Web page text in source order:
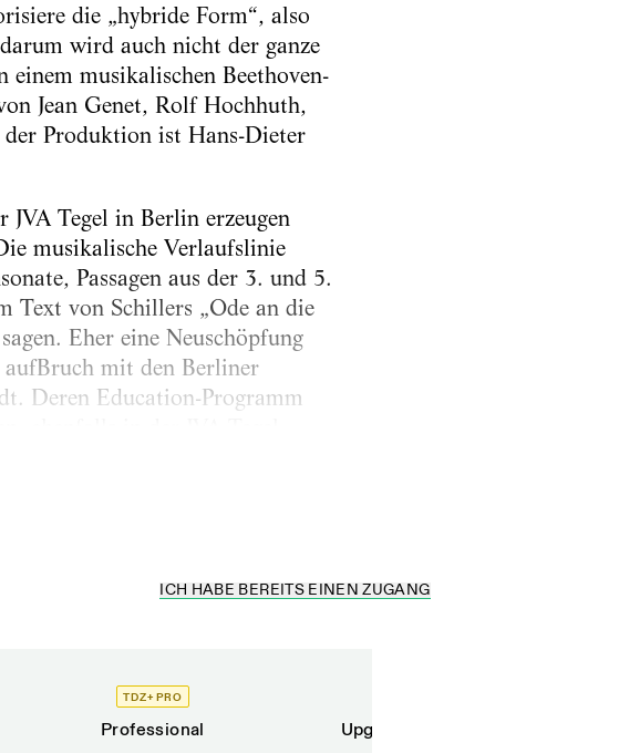
die „hybride Form“, also
wird auch nicht der ganze
musika­lischen Beethoven-
Jean Genet, Rolf Hochhuth,
Produktion ist Hans-Dieter
Tegel in Berlin erzeugen
musikalische Verlaufslinie
Passagen aus der 3. und 5.
Text von Schillers „Ode an die
Eher eine Neuschöpfung
mit den Berliner
Deren Education-Programm
ICH HABE BEREITS EINEN ZUGANG
TDZ+ PRO
Professional Upgrade für Printabonnenten